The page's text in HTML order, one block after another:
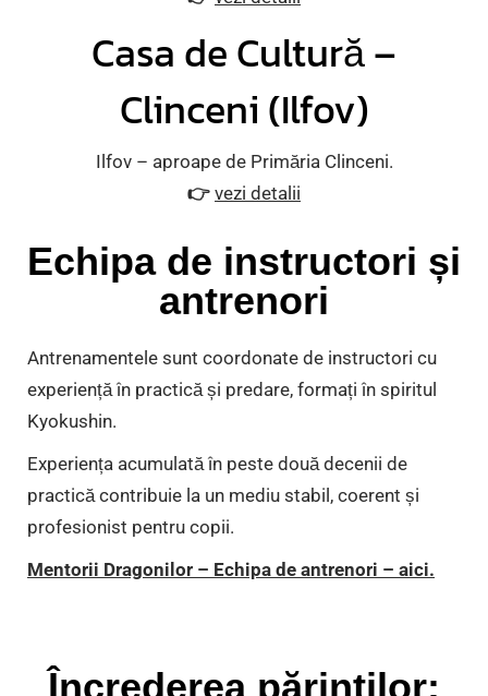
Casa de Cultură –
Clinceni (Ilfov)
Ilfov – aproape de Primăria Clinceni.
👉 vezi detalii
Echipa de instructori și
antrenori
Antrenamentele sunt coordonate de instructori cu
experiență în practică și predare, formați în spiritul
Kyokushin.
Experiența acumulată în peste două decenii de
practică contribuie la un mediu stabil, coerent și
profesionist pentru copii.
Mentorii Dragonilor – Echipa de antrenori – aici.
Încrederea părinților: